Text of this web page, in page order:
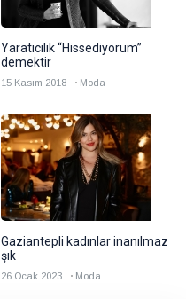
Yaratıcılık “Hissediyorum”
demektir
15 Kasım 2018 Moda
Gaziantepli kadınlar inanılmaz
şık
26 Ocak 2023 Moda